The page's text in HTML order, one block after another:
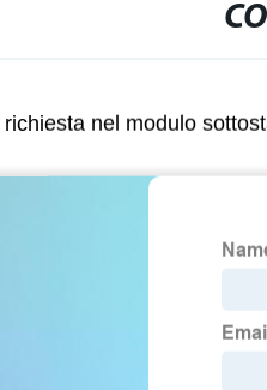
nel modulo